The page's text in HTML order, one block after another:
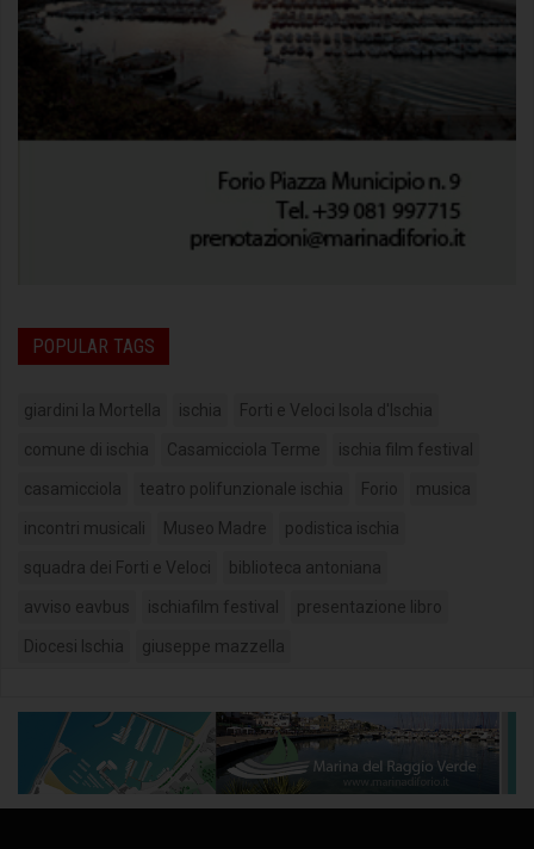
POPULAR TAGS
giardini la Mortella ischia Forti e Veloci Isola d'Ischia
comune di ischia Casamicciola Terme ischia film festival
casamicciola teatro polifunzionale ischia Forio musica
incontri musicali Museo Madre podistica ischia
squadra dei Forti e Veloci biblioteca antoniana
avviso eavbus ischiafilm festival presentazione libro
Diocesi Ischia giuseppe mazzella